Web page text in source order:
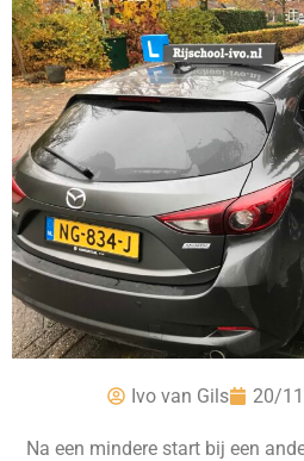
Ivo van Gils 20/
Na een mindere start bij een